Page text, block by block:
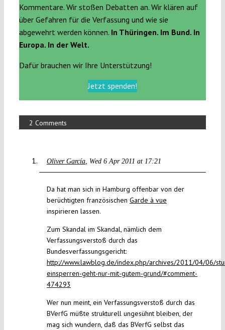
Kommentare. Wir stoßen Debatten an. Wir klären auf
über Gefahren für die Verfassung und wie sie
abgewehrt werden können. In Thüringen. Im Bund. In
Europa. In der Welt.
Dafür brauchen wir Ihre Unterstützung!
Jetzt spenden!
2 Comments
Oliver García Wed 6 Apr 2011 at 17:21
Da hat man sich in Hamburg offenbar von der
berüchtigten französischen Garde à vue
inspirieren lassen.
Zum Skandal im Skandal, nämlich dem
Verfassungsverstoß durch das
Bundesverfassungsgericht:
http://www.lawblog.de/index.php/archives/2011/04/06/
einsperren-geht-nur-mit-gutem-grund/#comment-
474293
Wer nun meint, ein Verfassungsverstoß durch das
BVerfG müßte strukturell ungesühnt bleiben, der
mag sich wundern, daß das BVerfG selbst das